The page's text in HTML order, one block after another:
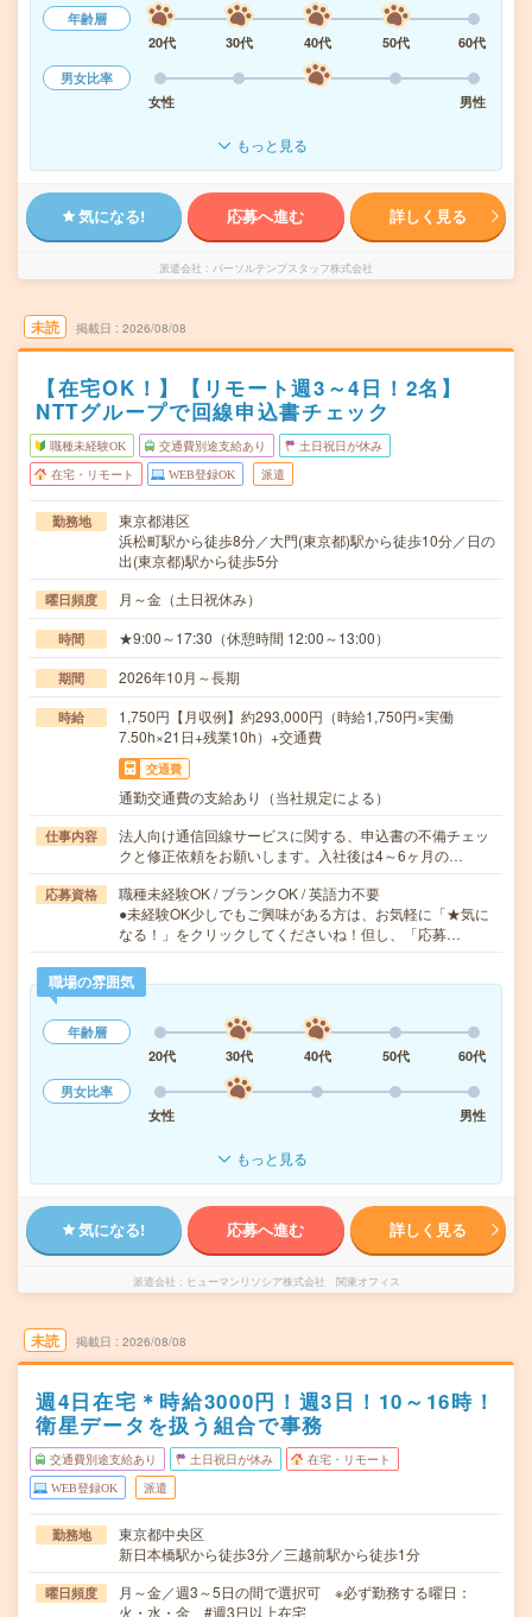
年齢層
20代
30代 40代 50代
60代
男女比率
女性
男性
もっと見る
気になる! 応募へ進む 詳しく見る
派遣会社 パーソルテンプスタッフ株式会社
未読 掲載日 2026/08/08
【在宅OK！】【リモート週3～4日！2名】
NTTグループで回線申込書チェック
職種未経験OK 交通費別途支給あり 土日祝日が休み
在宅・リモート WEB登録OK 派遣
勤務地
東京都港区
浜松町駅から徒歩8分／大門(東京都)駅から徒歩10分／日の
出(東京都)駅から徒歩5分
曜日頻度 月～金（土日祝休み）
時間 ★9:00～17:30（休憩時間 12:00～13:00）
期間 2026年10月～長期
時給
1,750円【月収例】約293,000円（時給1,750円×実働
7.50h×21日+残業10h）+交通費
交通費
通勤交通費の支給あり（当社規定による）
仕事内容
法人向け通信回線サービスに関する、申込書の不備チェッ
クと修正依頼をお願いします。入社後は4～6ヶ月の…
応募資格
職種未経験OK / ブランクOK / 英語力不要
●未経験OK少しでもご興味がある方は、お気軽に「★気に
なる！」をクリックしてくださいね！但し、「応募…
職場の雰囲気
年齢層
20代
30代 40代 50代
60代
男女比率
女性
男性
もっと見る
気になる! 応募へ進む 詳しく見る
派遣会社 ヒューマンリソシア株式会社 関東オフィス
未読 掲載日 2026/08/08
週4日在宅＊時給3000円！週3日！10～16時！
衛星データを扱う組合で事務
交通費別途支給あり 土日祝日が休み 在宅・リモート
WEB登録OK 派遣
勤務地
東京都中央区
新日本橋駅から徒歩3分／三越前駅から徒歩1分
曜日頻度
月～金／週3～5日の間で選択可 ※必ず勤務する曜日：
火・水・金 #週3日以上在宅